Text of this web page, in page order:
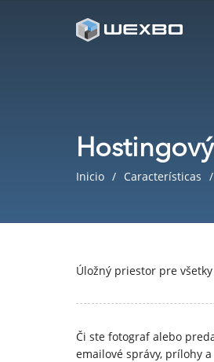
Inicio Características
Úložný priestor pre
Či ste fotograf alebo
emailové správy, prílohy